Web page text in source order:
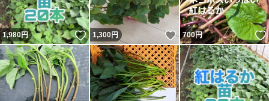
1,980円 いいね！
1,300円 いいね！
700円